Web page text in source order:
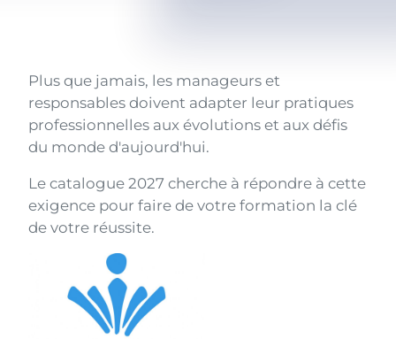
Texte
Plus que jamais, les manageurs et
responsables doivent adapter leur pratiques
professionnelles aux évolutions et aux défis
du monde d'aujourd'hui.
Le catalogue 2027 cherche à répondre à cette
exigence pour faire de votre formation la clé
de votre réussite.